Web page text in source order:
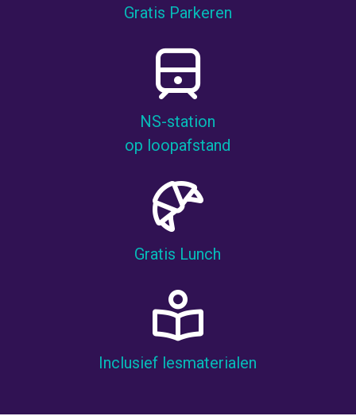
Gratis Parkeren
NS-station
op loopafstand
Gratis Lunch
Inclusief lesmaterialen